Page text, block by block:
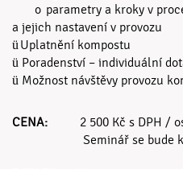
o parametry a kroky v
a jejich nastavení v provozu
ü Uplatnění kompostu
ü Poradenství – individuální
ü Možnost návštěvy provozu
CENA:
2 500 Kč s DPH /
Seminář se bude konat